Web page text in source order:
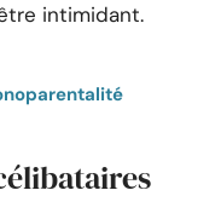
intimidant.